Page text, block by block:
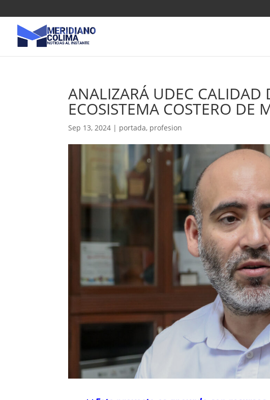
ANALIZARÁ UDEC CALIDAD
ECOSISTEMA COSTERO DE
Sep 13, 2024 | portada, profesion